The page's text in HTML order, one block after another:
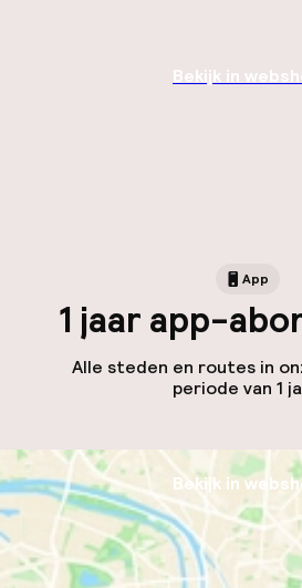
Bekijk in
App
1 jaar app-
Alle steden en routes in
periode van 1
Bekijk in